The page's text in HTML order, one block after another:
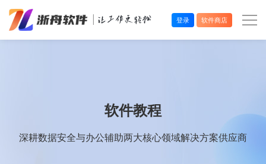
登录 软件商店
软件教程
深耕数据安全与办公辅助两大核心领域解决方案供应商